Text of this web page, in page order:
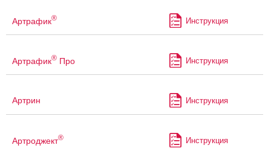
Артрафик® Инструкция
Артрафик® Про Инструкция
Артрин Инструкция
Артроджект® Инструкция